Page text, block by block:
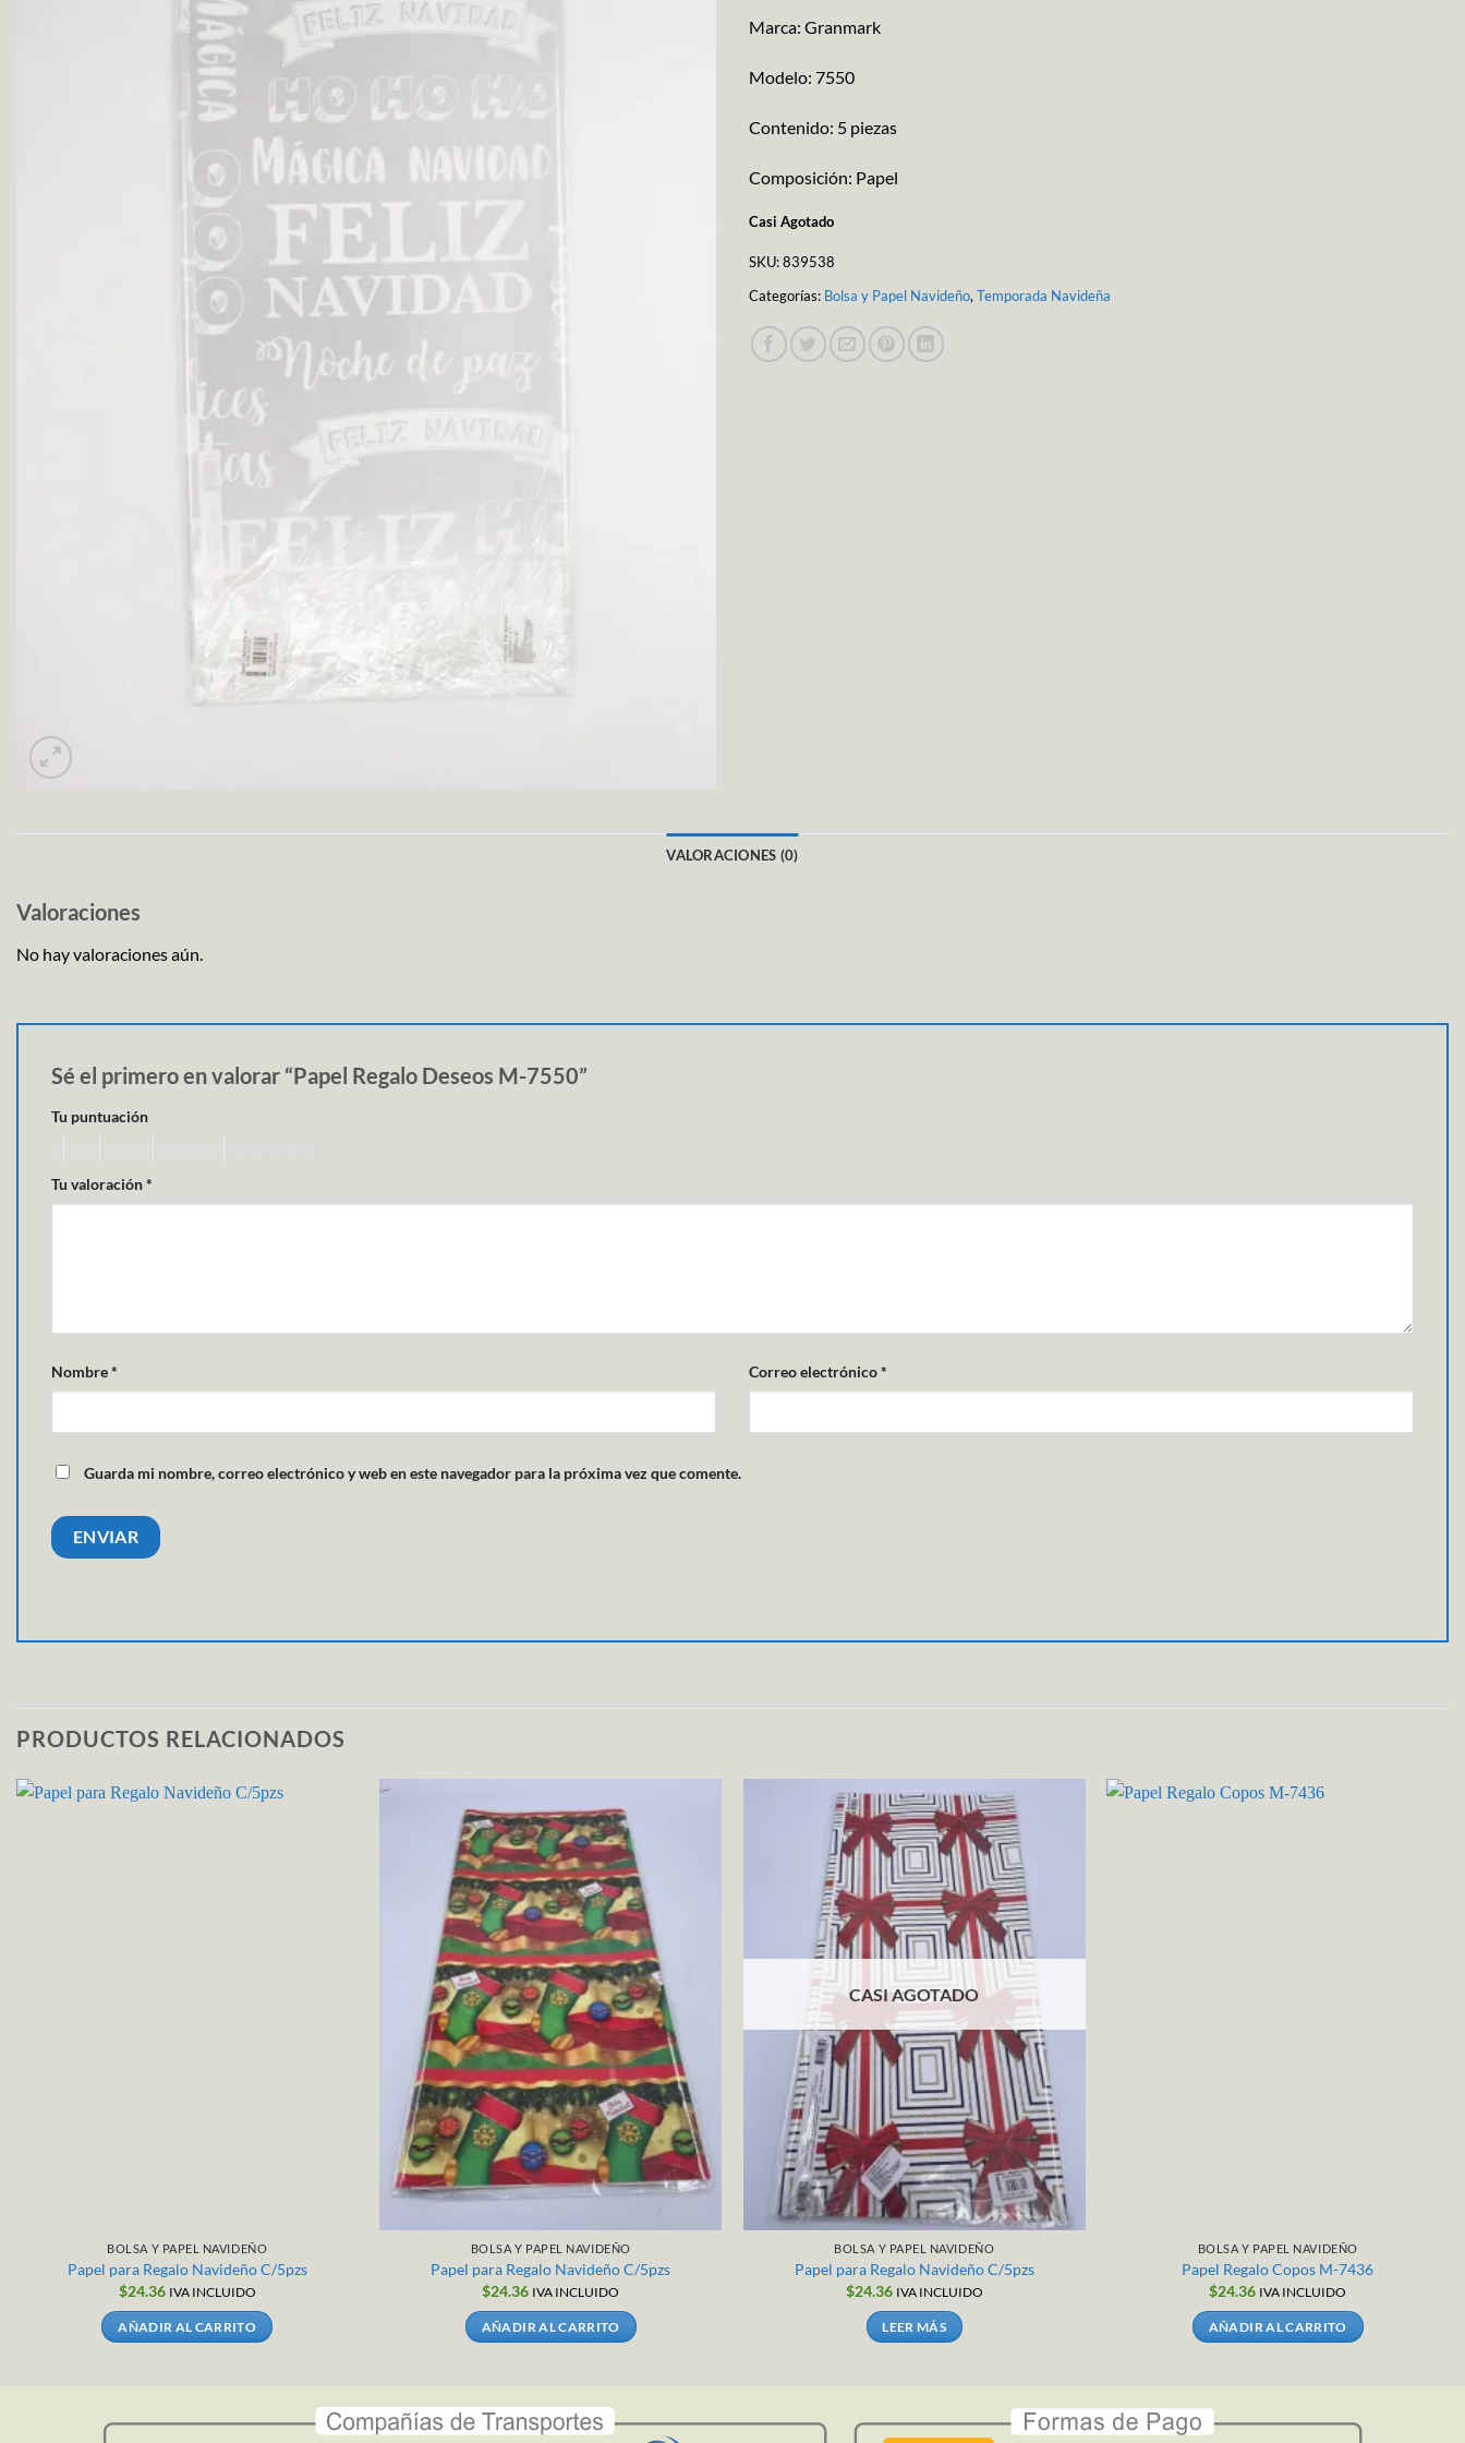
Marca: Granmark
Modelo: 7550
Contenido: 5 piezas
Composición: Papel
Casi Agotado
SKU:839538
Categorías: Bolsa y Papel Navideño, Temporada Navideña
VALORACIONES (0)
Valoraciones
No hay valoraciones aún.
Sé el primero en valorar “Papel Regalo Deseos M-7550”
Tu puntuación
Tu valoración*
Nombre* Correo electrónico*
Guarda mi nombre, correo electrónico y web en este navegador para la próxima vez que comente.
PRODUCTOS RELACIONADOS
BOLSA Y PAPEL NAVIDEÑO
Papel para Regalo Navideño C/5pzs
$24.36 IVA INCLUIDO
AÑADIR AL CARRITO
BOLSA Y PAPEL NAVIDEÑO
Papel para Regalo Navideño C/5pzs
$24.36 IVA INCLUIDO
AÑADIR AL CARRITO
CASI AGOTADO
BOLSA Y PAPEL NAVIDEÑO
Papel para Regalo Navideño C/5pzs
$24.36 IVA INCLUIDO
LEER MÁS
BOLSA Y PAPEL NAVIDEÑO
Papel Regalo Copos M-7436
$24.36 IVA INCLUIDO
AÑADIR AL CARRITO